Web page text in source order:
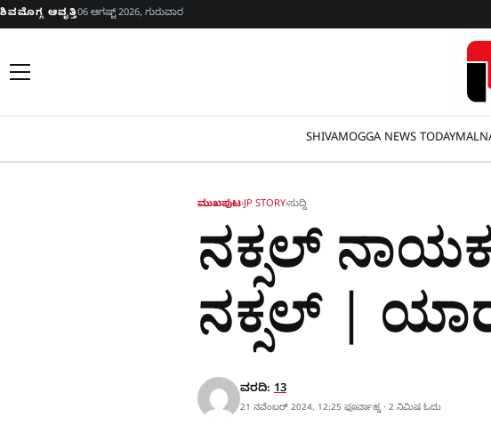
Skip to content
ಶಿವಮೊಗ್ಗ ಆವೃತ್ತಿ06 ಆಗಷ್ಟ್ 2026, ಗುರುವಾರ
SHIVAMOGGA NEWS TODAY
ಮುಖಪುಟ›JP STORY›ಸುದ್ದಿ
ನಕ್ಸಲ್‌
ನಕ್ಸಲ್‌ |
ವರದಿ: 13
21 ನವೆಂಬರ್ 2024, 12:25 ಫೂರ್ವಾಹ್ನ · 2 ನಿಮಿಷ ಓದು